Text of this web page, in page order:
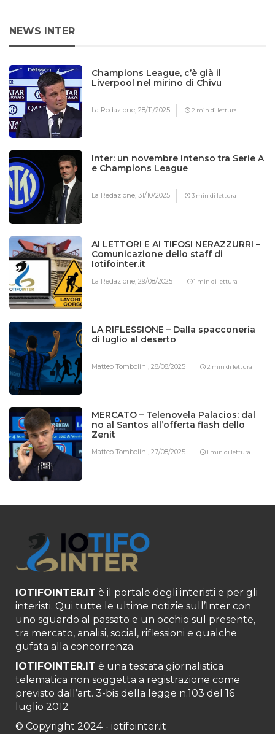
NEWS INTER
Champions League, c’è già il
Liverpool nel mirino di Chivu
La Redazione,28/11/2025 2 min di lettura
Inter: un novembre intenso tra Serie A
e Champions League
La Redazione,31/10/2025 3 min di lettura
AI LETTORI E AI TIFOSI NERAZZURRI –
Comunicazione dello staff di
Iotifointer.it
La Redazione,29/08/2025 1 min di lettura
LA RIFLESSIONE – Dalla spacconeria
di luglio al deserto
Matteo Tombolini,28/08/2025 2 min di lettura
MERCATO – Telenovela Palacios: dal
no al Santos all’offerta flash dello
Zenit
Matteo Tombolini,27/08/2025 1 min di lettura
IOTIFOINTER.IT è il portale degli interisti e per gli
interisti. Qui tutte le ultime notizie sull’Inter con
uno sguardo al passato e un occhio sul presente,
tra mercato, analisi, social, riflessioni e qualche
gufata alla concorrenza.
IOTIFOINTER.IT è una testata giornalistica
telematica non soggetta a registrazione come
previsto dall’art. 3-bis della legge n.103 del 16
luglio 2012
© Copyright 2024 - iotifointer.it